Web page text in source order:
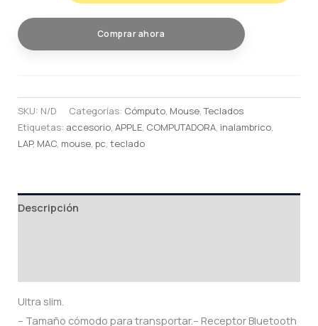
MOUSE
INALAMBRICO
cantidad
Comprar ahora
SKU: N/D Categorías: Cómputo, Mouse,Teclados
Etiquetas: accesorio, APPLE, COMPUTADORA, inalambrico,
LAP, MAC, mouse, pc teclado
Descripción
Ultra slim.
– Tamaño cómodo para transportar.– Receptor Bluetooth